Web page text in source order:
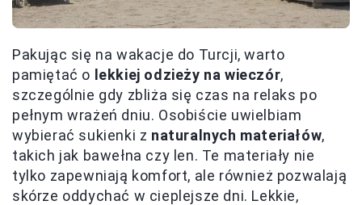
Pakując się na wakacje do Turcji, warto
pamiętać o lekkiej odzieży na wieczór,
szczególnie gdy zbliża się czas na relaks po
pełnym wrażeń dniu. Osobiście uwielbiam
wybierać sukienki z naturalnych materiałów,
takich jak bawełna czy len. Te materiały nie
tylko zapewniają komfort, ale również pozwalają
skórze oddychać w cieplejsze dni. Lekkie,